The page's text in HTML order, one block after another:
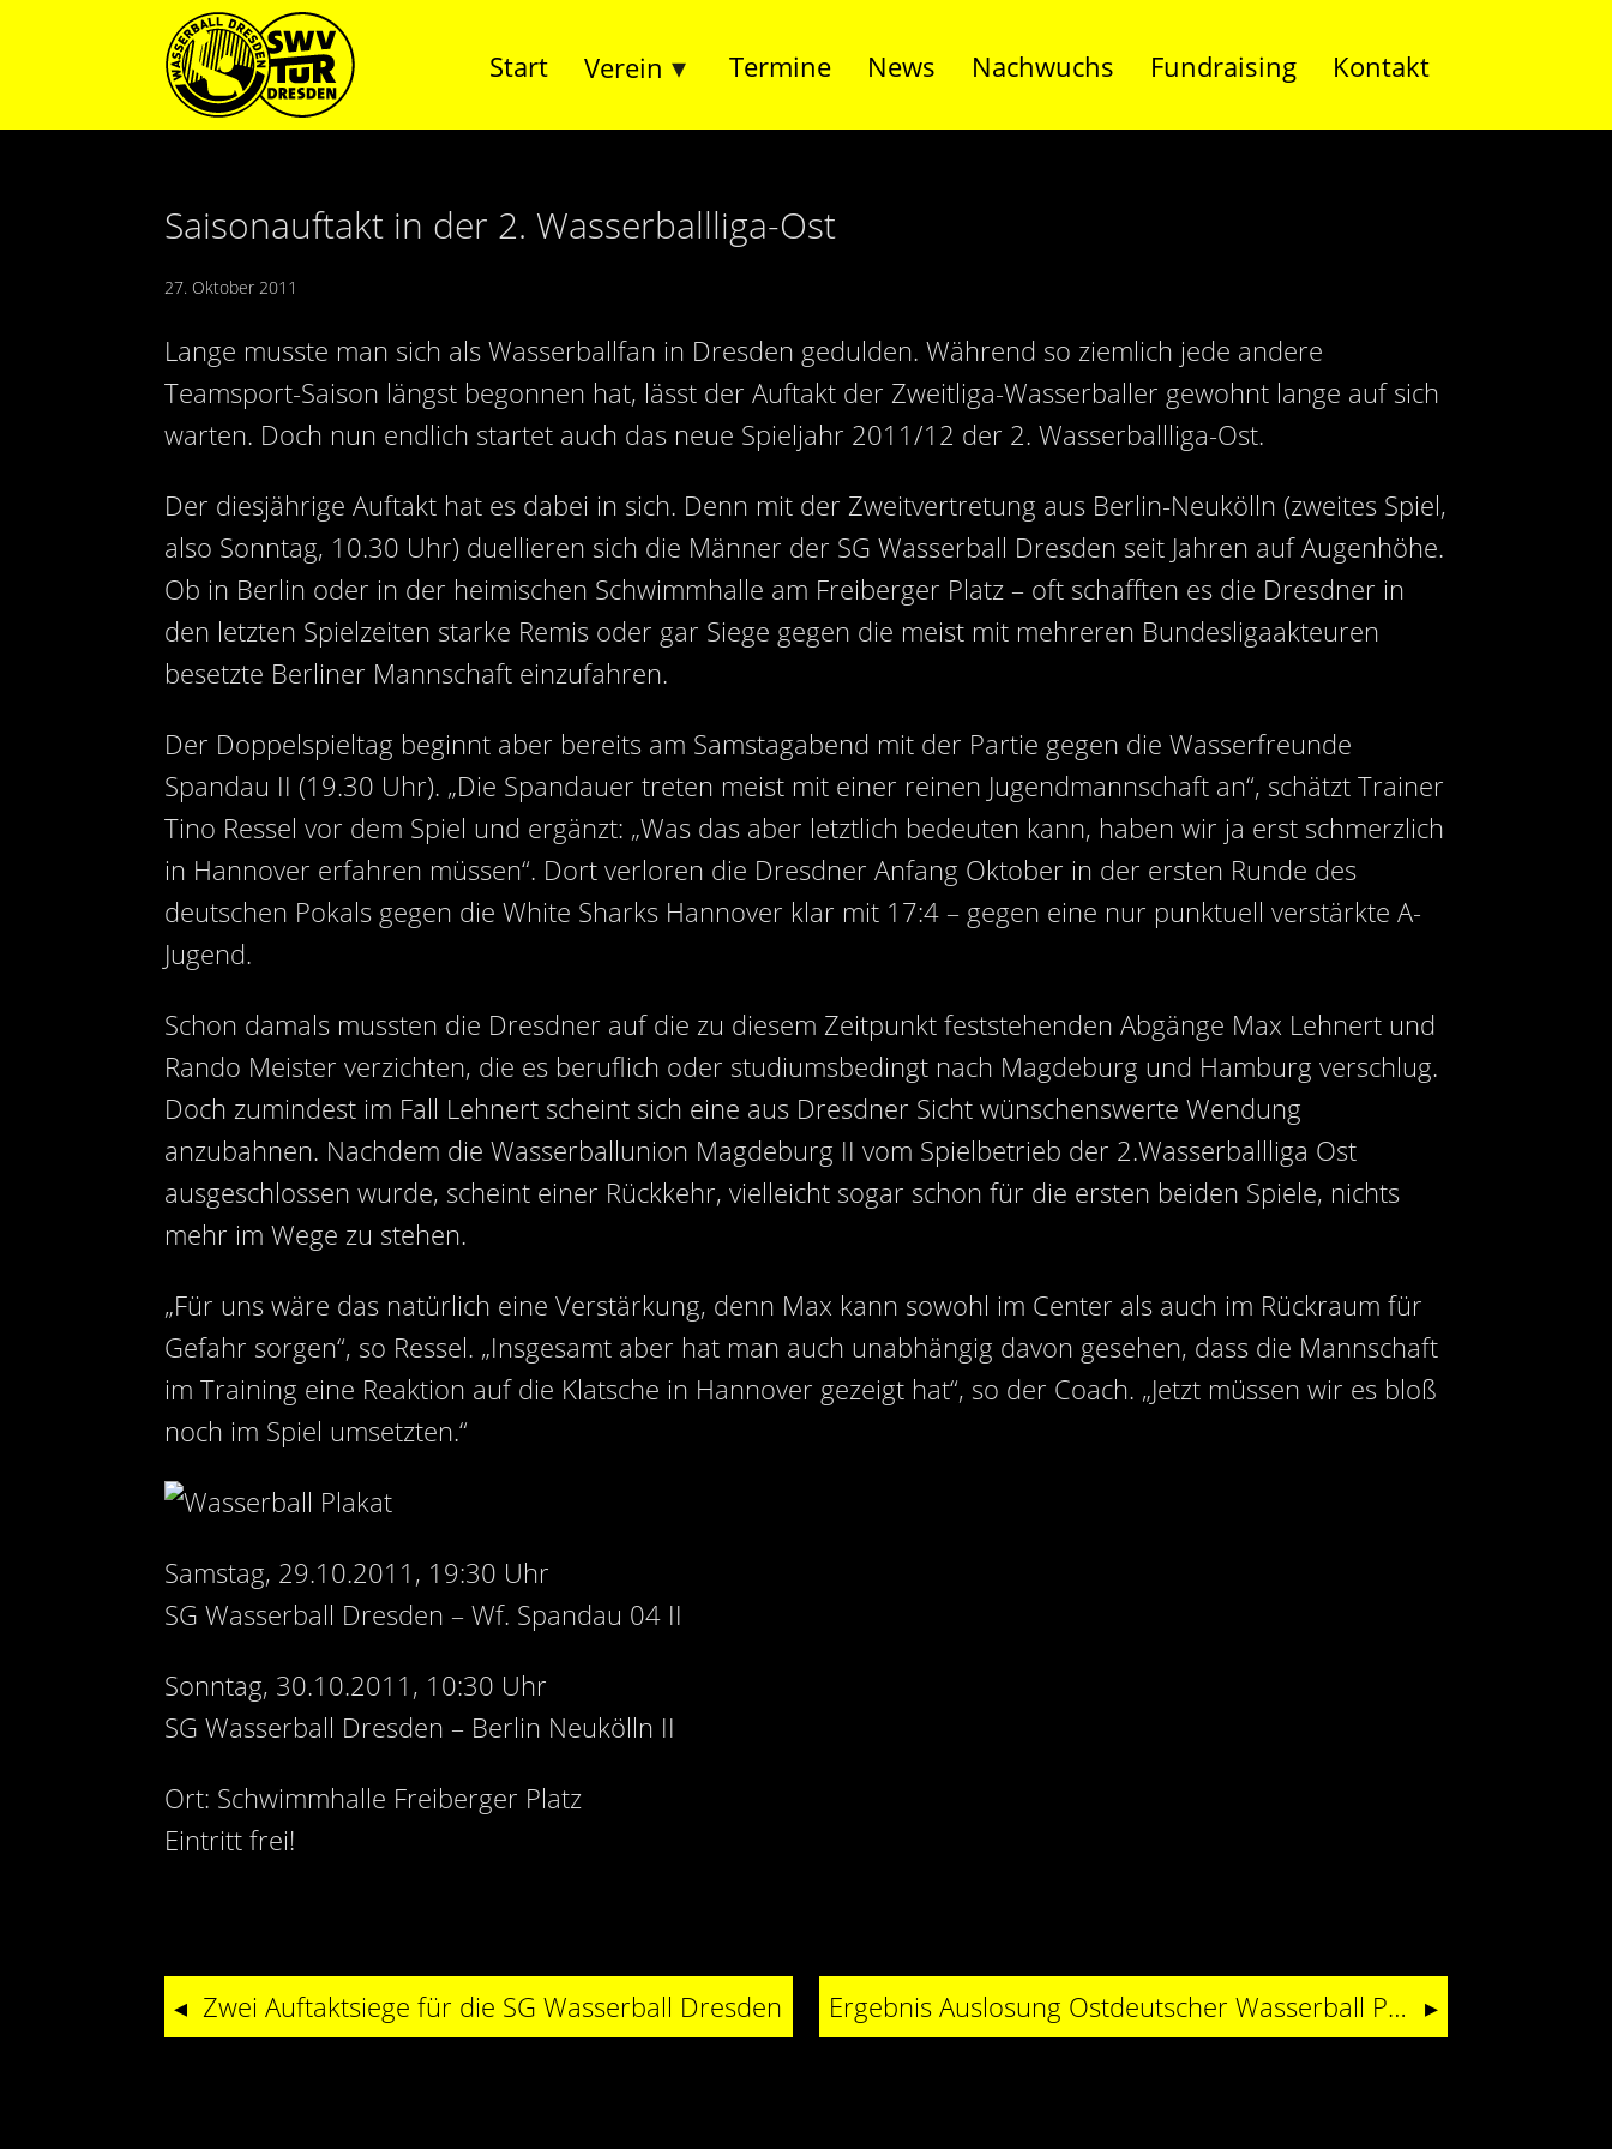
Start Verein Termine News Nachwuchs Fundraising Kontakt
Saisonauftakt in der 2. Wasserballliga-Ost
27. Oktober 2011
Lange musste man sich als Wasserballfan in Dresden gedulden. Während so ziemlich jede andere
Teamsport-Saison längst begonnen hat, lässt der Auftakt der Zweitliga-Wasserballer gewohnt lange auf sich
warten. Doch nun endlich startet auch das neue Spieljahr 2011/12 der 2. Wasserballliga-Ost.
Der diesjährige Auftakt hat es dabei in sich. Denn mit der Zweitvertretung aus Berlin-Neukölln (zweites Spiel,
also Sonntag, 10.30 Uhr) duellieren sich die Männer der SG Wasserball Dresden seit Jahren auf Augenhöhe.
Ob in Berlin oder in der heimischen Schwimmhalle am Freiberger Platz – oft schafften es die Dresdner in
den letzten Spielzeiten starke Remis oder gar Siege gegen die meist mit mehreren Bundesligaakteuren
besetzte Berliner Mannschaft einzufahren.
Der Doppelspieltag beginnt aber bereits am Samstagabend mit der Partie gegen die Wasserfreunde
Spandau II (19.30 Uhr). „Die Spandauer treten meist mit einer reinen Jugendmannschaft an“, schätzt Trainer
Tino Ressel vor dem Spiel und ergänzt: „Was das aber letztlich bedeuten kann, haben wir ja erst schmerzlich
in Hannover erfahren müssen“. Dort verloren die Dresdner Anfang Oktober in der ersten Runde des
deutschen Pokals gegen die White Sharks Hannover klar mit 17:4 – gegen eine nur punktuell verstärkte A-
Jugend.
Schon damals mussten die Dresdner auf die zu diesem Zeitpunkt feststehenden Abgänge Max Lehnert und
Rando Meister verzichten, die es beruflich oder studiumsbedingt nach Magdeburg und Hamburg verschlug.
Doch zumindest im Fall Lehnert scheint sich eine aus Dresdner Sicht wünschenswerte Wendung
anzubahnen. Nachdem die Wasserballunion Magdeburg II vom Spielbetrieb der 2.Wasserballliga Ost
ausgeschlossen wurde, scheint einer Rückkehr, vielleicht sogar schon für die ersten beiden Spiele, nichts
mehr im Wege zu stehen.
„Für uns wäre das natürlich eine Verstärkung, denn Max kann sowohl im Center als auch im Rückraum für
Gefahr sorgen“, so Ressel. „Insgesamt aber hat man auch unabhängig davon gesehen, dass die Mannschaft
im Training eine Reaktion auf die Klatsche in Hannover gezeigt hat“, so der Coach. „Jetzt müssen wir es bloß
noch im Spiel umsetzten.“
Samstag, 29.10.2011, 19:30 Uhr
SG Wasserball Dresden – Wf. Spandau 04 II
Sonntag, 30.10.2011, 10:30 Uhr
SG Wasserball Dresden – Berlin Neukölln II
Ort: Schwimmhalle Freiberger Platz
Eintritt frei!
Zwei Auftaktsiege für die SG Wasserball Dresden Ergebnis Auslosung Ostdeutscher Wasserball Pokal – Dresden muss nach Chemnitz